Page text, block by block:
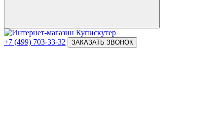
+7 (499) 703-33-32 ЗАКАЗАТЬ ЗВОНОК